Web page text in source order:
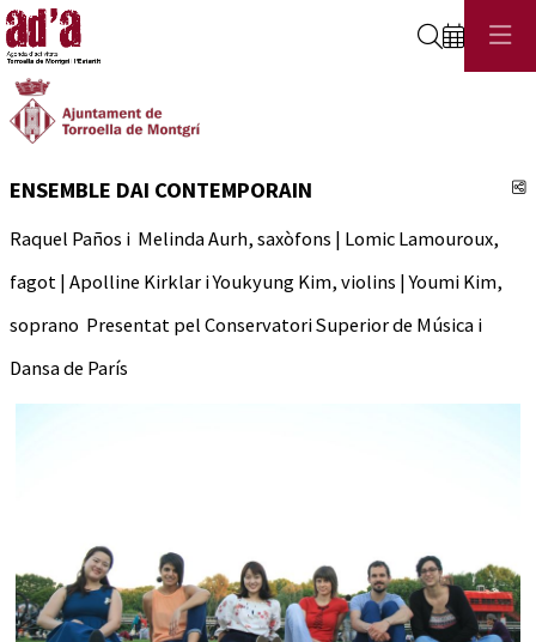
Cerca
ENSEMBLE DAI CONTEMPORAIN
Raquel Paños i Melinda Aurh, saxòfons | Lomic Lamouroux,
fagot | Apolline Kirklar i Youkyung Kim, violins | Youmi Kim,
soprano Presentat pel Conservatori Superior de Música i
Dansa de París